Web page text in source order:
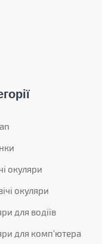
окуляри
окуляри
для водіїв
для комп'ютера